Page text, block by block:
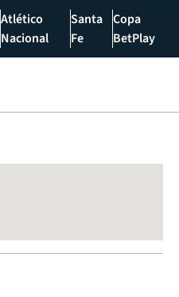
Atlético
Nacional
Santa
Fe
Copa
BetPlay